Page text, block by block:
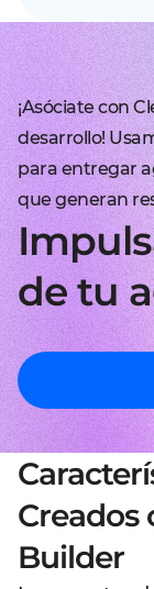
¡Asóciate con
desarrollo!
para entregar
que generan
de tu
Creados
Builder